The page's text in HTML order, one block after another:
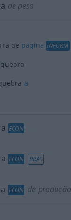
de peso
de página INFORM
quebra
a
ECON
ECON BRAS
ECON de produção